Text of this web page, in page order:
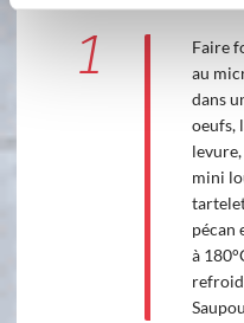
1
Faire
au
dans
oeufs,
mini
pécan
à